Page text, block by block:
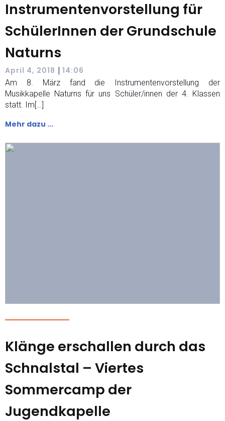
Instrumentenvorstellung für
SchülerInnen der Grundschule
Naturns
April 4, 2018 | 14:06
Am 8. März fand die Instrumentenvorstellung der
Musikkapelle Naturns für uns Schüler/innen der 4. Klassen
statt. Im[…]
Mehr dazu ...
Klänge erschallen durch das
Schnalstal – Viertes
Sommercamp der
Jugendkapelle